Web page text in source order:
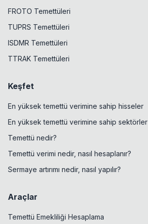
FROTO Temettüleri
TUPRS Temettüleri
ISDMR Temettüleri
TTRAK Temettüleri
Keşfet
En yüksek temettü verimine sahip hisseler
En yüksek temettü verimine sahip sektörler
Temettü nedir?
Temettü verimi nedir, nasıl hesaplanır?
Sermaye artırımı nedir, nasıl yapılır?
Araçlar
Temettü Emekliliği Hesaplama